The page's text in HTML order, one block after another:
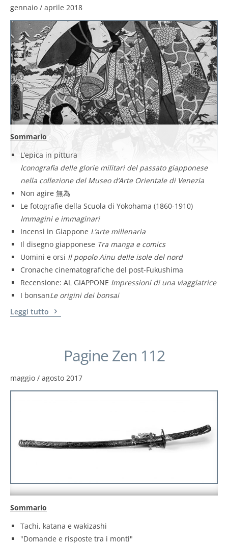
gennaio / aprile 2018
Sommario
L’epica in pittura
Iconografia delle glorie militari del passato giapponese
nella collezione del Museo d’Arte Orientale di Venezia
Non agire 無為
Le fotografie della Scuola di Yokohama (1860-1910)
Immagini e immaginari
Incensi in Giappone L’arte millenaria
Il disegno giapponese Tra manga e comics
Uomini e orsi Il popolo Ainu delle isole del nord
Cronache cinematografiche del post-Fukushima
Recensione: AL GIAPPONE Impressioni di una viaggiatrice
I bonsanLe origini dei bonsai
Leggi tutto
Pagine Zen 112
maggio / agosto 2017
Sommario
Tachi, katana e wakizashi
"Domande e risposte tra i monti"